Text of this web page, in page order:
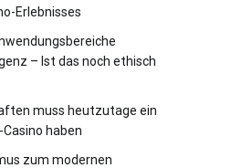
Erlebnisses
– Ist das noch ethisch
muss heutzutage ein
haben
zum modernen